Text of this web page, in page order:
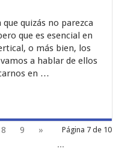
quizás no parezca
que es esencial en
o más bien, los
a hablar de ellos
en …
Página 7 de 10
8 9
»
...